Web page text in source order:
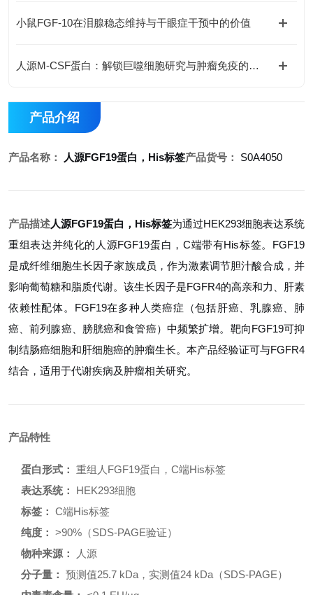
小鼠FGF-10在泪腺稳态维持与干眼症干预中的价值
人源M-CSF蛋白：解锁巨噬细胞研究与肿瘤免疫的科研密钥
产品介绍
产品名称： 人源FGF19蛋白，His标签产品货号： S0A4050
产品描述人源FGF19蛋白，His标签为通过HEK293细胞表达系统
重组表达并纯化的人源FGF19蛋白，C端带有His标签。FGF19
是成纤维细胞生长因子家族成员，作为激素调节胆汁酸合成，并
影响葡萄糖和脂质代谢。该生长因子是FGFR4的高亲和力、肝素
依赖性配体。FGF19在多种人类癌症（包括肝癌、乳腺癌、肺
癌、前列腺癌、膀胱癌和食管癌）中频繁扩增。靶向FGF19可抑
制结肠癌细胞和肝细胞癌的肿瘤生长。本产品经验证可与FGFR4
结合，适用于代谢疾病及肿瘤相关研究。
产品特性
蛋白形式： 重组人FGF19蛋白，C端His标签
表达系统：
HEK293细胞
标签： C端His标签
纯度： >90%（SDS-PAGE验证）
物种来源：
人源
分子量： 预测值25.7 kDa，实测值24 kDa（SDS-PAGE）